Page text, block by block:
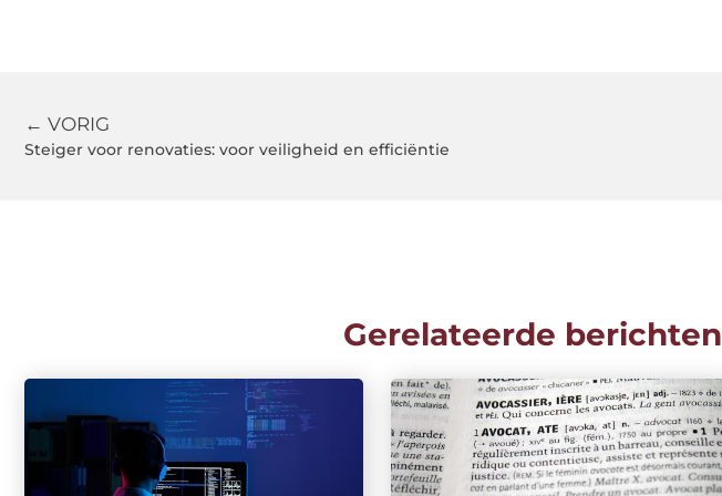
← VORIG
Steiger voor renovaties: voor veiligheid en efficiëntie
Gerelateerde berichten